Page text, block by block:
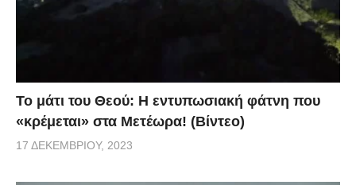
Το μάτι του Θεού: Η εντυπωσιακή φάτνη που
«κρέμεται» στα Μετέωρα! (Βίντεο)
17 ΔΕΚΕΜΒΡΊΟΥ, 2023